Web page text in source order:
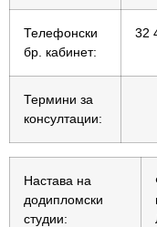
Телефонски
бр. кабинет:
32
Термини за
консултации:
Настава на
додипломски
студии: